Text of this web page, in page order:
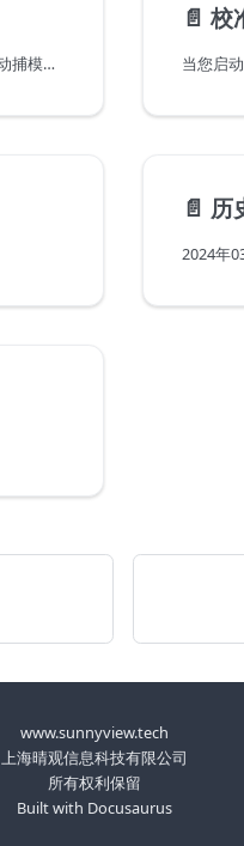
Dollars DEEP 提供“全身”以及”上半身“两种动捕模式。
📄️ 校
📄️ 历
2024年
www.sunnyview.tech
上海晴观信息科技有限公司
所有权利保留
Built with Docusaurus